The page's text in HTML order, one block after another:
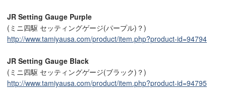
JR Setting Gauge Purple
(ミニ四駆 セッティングゲージ(パープル)？)
http://www.tamiyausa.com/product/item.php?product-id=94794
JR Setting Gauge Black
(ミニ四駆 セッティングゲージ(ブラック)？)
http://www.tamiyausa.com/product/item.php?product-id=94795